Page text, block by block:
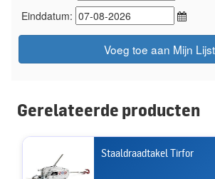
Einddatum:
Voeg toe aan Mijn Lijst
Gerelateerde producten
Staaldraadtakel Tirfor